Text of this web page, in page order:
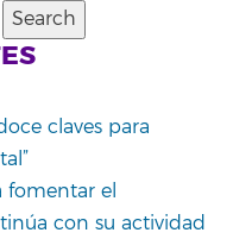
claves para
fomentar el
con su actividad